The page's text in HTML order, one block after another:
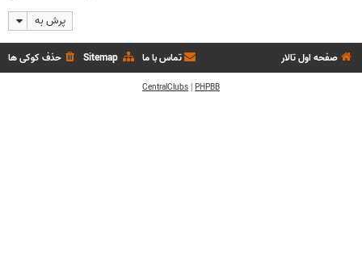
پرش به
صفحه اول تالار حذف کوکی ها Sitemap تماس با ما
PHPBB
|
CentralClubs